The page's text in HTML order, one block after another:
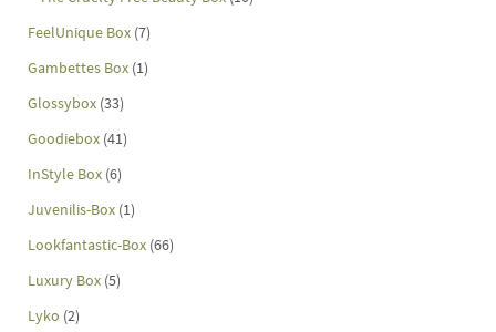
FeelUnique Box (7)
Gambettes Box (1)
Glossybox (33)
Goodiebox (41)
InStyle Box (6)
Juvenilis-Box (1)
Lookfantastic-Box (66)
Luxury Box (5)
Lyko (2)